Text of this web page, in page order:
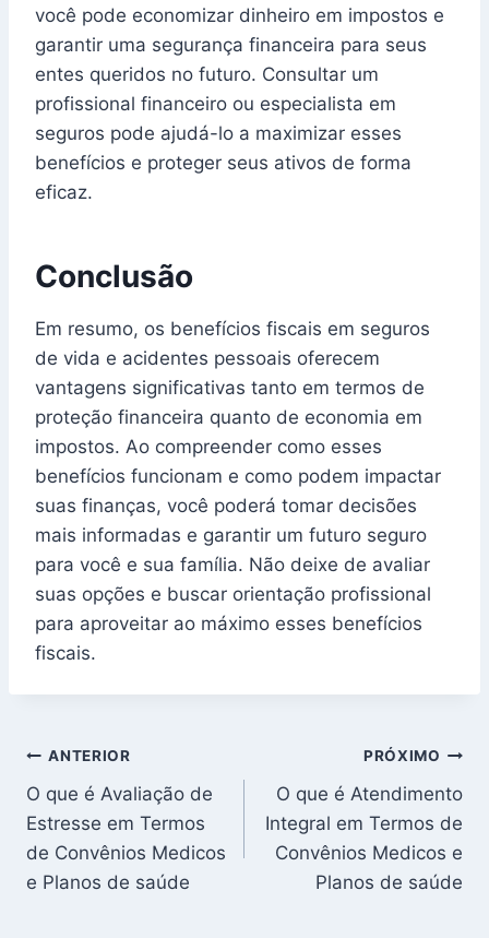
você pode economizar dinheiro em impostos e
garantir uma segurança financeira para seus
entes queridos no futuro. Consultar um
profissional financeiro ou especialista em
seguros pode ajudá-lo a maximizar esses
benefícios e proteger seus ativos de forma
eficaz.
Conclusão
Em resumo, os benefícios fiscais em seguros
de vida e acidentes pessoais oferecem
vantagens significativas tanto em termos de
proteção financeira quanto de economia em
impostos. Ao compreender como esses
benefícios funcionam e como podem impactar
suas finanças, você poderá tomar decisões
mais informadas e garantir um futuro seguro
para você e sua família. Não deixe de avaliar
suas opções e buscar orientação profissional
para aproveitar ao máximo esses benefícios
fiscais.
Navegação
de
Post
ANTERIOR
O que é Avaliação de
Estresse em Termos
de Convênios Medicos
e Planos de saúde
PRÓXIMO
O que é Atendimento
Integral em Termos de
Convênios Medicos e
Planos de saúde